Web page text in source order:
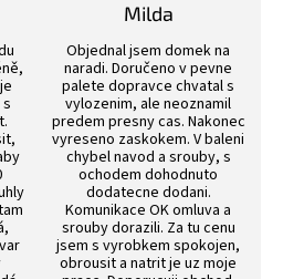
hvězdiček.
je 3 z 5 hvězdiček.
Milda
Objednal jsem domek na
naradi. Doručeno v pevne
palete dopravce chvatal s
vylozenim, ale neoznamil
predem presny cas. Nakonec
vyreseno zaskokem. V baleni
chybel navod a srouby, s
ochodem dohodnuto
dodatecne dodani.
Komunikace OK omluva a
srouby dorazili. Za tu cenu
jsem s vyrobkem spokojen,
obrousit a natrit je uz moje